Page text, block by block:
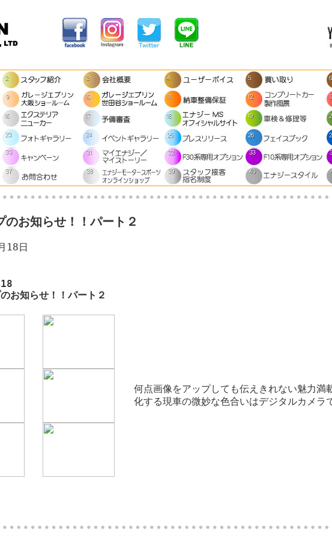
のお知らせ！！パート２
18日
お知らせ！！パート２
何点画像をアップしても伝えきれない魅力満
化する現車の微妙な色合いはデジタルカメラ